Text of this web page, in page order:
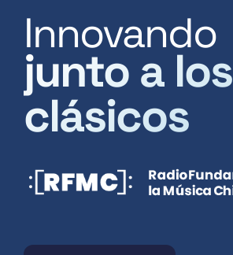
Innovando
junto a los
clásicos